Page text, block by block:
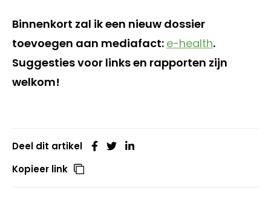
Binnenkort zal ik een nieuw dossier
toevoegen aan mediafact: e-health.
Suggesties voor links en rapporten zijn
welkom!
Deel dit artikel
Kopieer link